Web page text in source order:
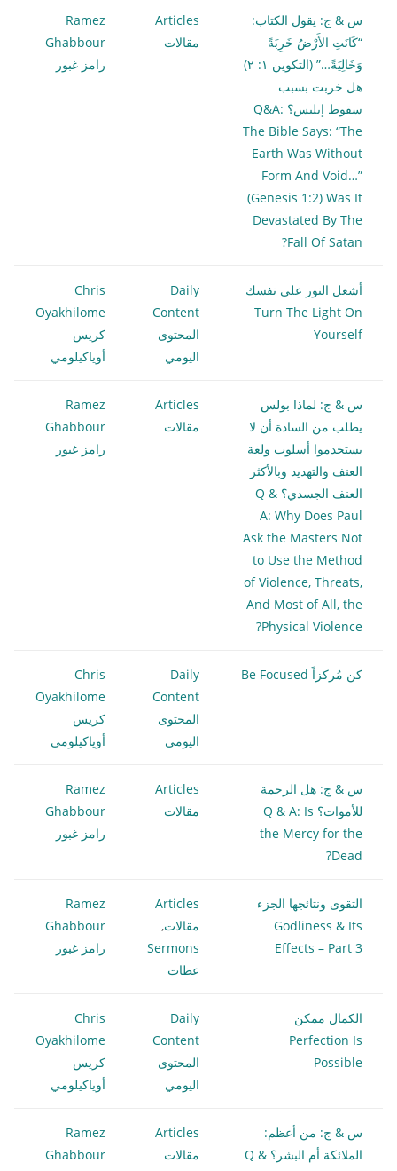
س & ج: يقول الكتاب:
“كَانَتِ الأَرْضُ خَرِبَةً
وَخَالِيَةً…” (التكوين ١: ٢)
هل خربت بسبب
سقوط إبليس؟ Q&A:
The Bible Says: “The
Earth Was Without
Form And Void…”
(Genesis 1:2) Was It
Devastated By The
Fall Of Satan?
Articles
مقالات
Ramez
Ghabbour
رامز غبور
أشعل النور على نفسك
Turn The Light On
Yourself
Daily
Content
المحتوى
اليومي
Chris
Oyakhilome
كريس
أوياكيلومي
س & ج: لماذا بولس
يطلب من السادة أن لا
يستخدموا أسلوب ولغة
العنف والتهديد وبالأكثر
العنف الجسدي؟ Q &
A: Why Does Paul
Ask the Masters Not
to Use the Method
of Violence, Threats,
And Most of All, the
Physical Violence?
Articles
مقالات
Ramez
Ghabbour
رامز غبور
كن مُركزاً Be Focused
Daily
Content
المحتوى
اليومي
Chris
Oyakhilome
كريس
أوياكيلومي
س & ج: هل الرحمة
للأموات؟ Q & A: Is
the Mercy for the
Dead?
Articles
مقالات
Ramez
Ghabbour
رامز غبور
التقوى ونتائجها الجزء
Godliness & Its
Effects – Part 3
Articles
مقالات,
Sermons
عظات
Ramez
Ghabbour
رامز غبور
الكمال ممكن
Perfection Is
Possible
Daily
Content
المحتوى
اليومي
Chris
Oyakhilome
كريس
أوياكيلومي
س & ج: من أعظم:
الملائكة أم البشر؟ Q &
Articles
مقالات
Ramez
Ghabbour